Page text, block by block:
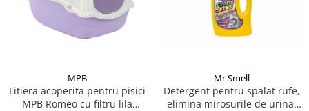
MPB
Litiera acoperita pentru pisici
MPB Romeo cu filtru lila
Mr Smell
Detergent pentru spalat rufe,
elimina mirosurile de urina,